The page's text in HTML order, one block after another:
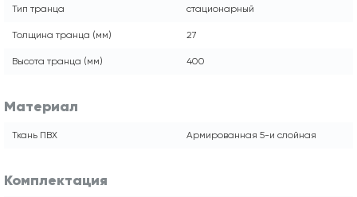
Тип транца стационарный
Толщина транца (мм) 27
Высота транца (мм) 400
Материал
Ткань ПВХ Армированная 5-и слойная
Комплектация